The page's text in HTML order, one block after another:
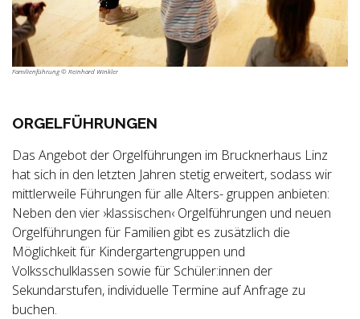
Familienführung © Reinhard Winkler
ORGELFÜHRUNGEN
Das Angebot der Orgelführungen im Brucknerhaus Linz
hat sich in den letzten Jahren stetig erweitert, sodass wir
mittlerweile Führungen für alle Alters- gruppen anbieten:
Neben den vier ›klassischen‹ Orgelführungen und neuen
Orgelführungen für Familien gibt es zusätzlich die
Möglichkeit für Kindergartengruppen und
Volksschulklassen sowie für Schüler:innen der
Sekundarstufen, individuelle Termine auf Anfrage zu
buchen.